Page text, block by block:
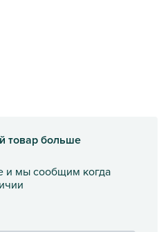
товар больше
и мы сообщим когда